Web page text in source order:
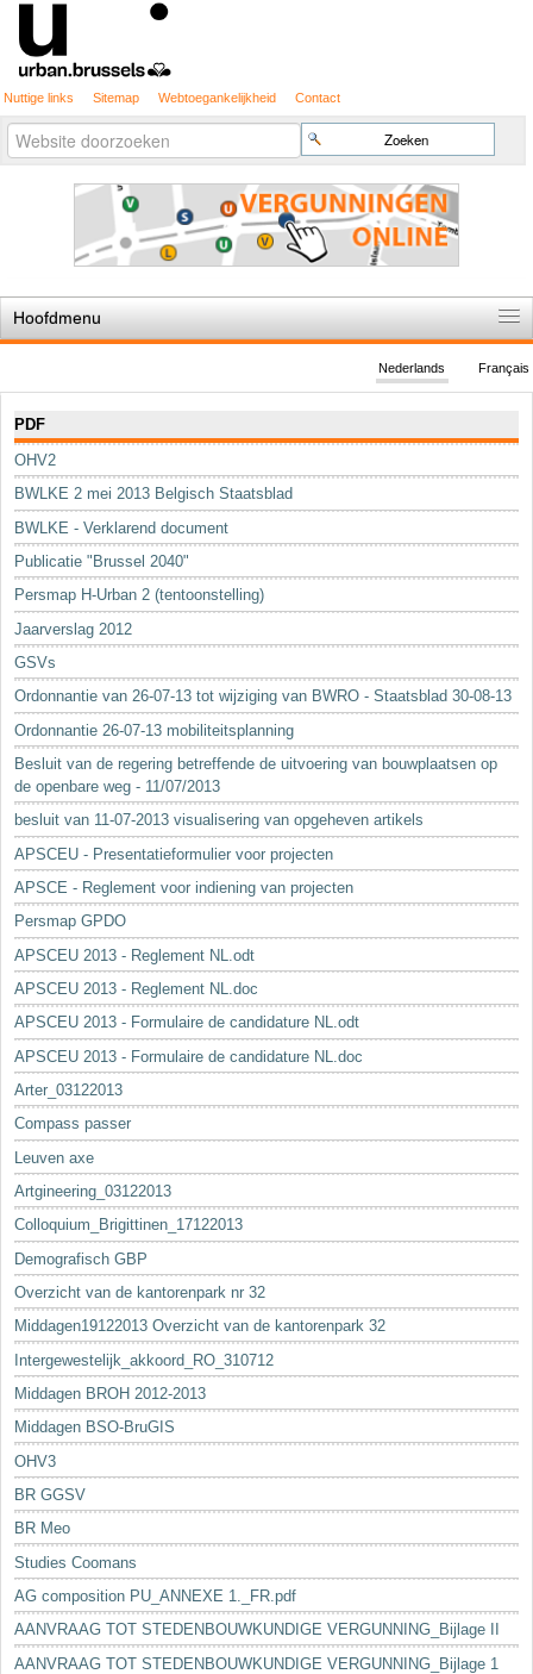
Nuttige links Sitemap Webtoegankelijkheid Contact
Zoek
Geavanceerd
zoeken...
Hoofdmenu
De spelregels
Stedenbouwkundige vergunning
Cartografie
Studies en publicaties
Sleutelwoorden
Stedenbouwkundige inlichtingen
Français
Nederlands
PDF
OHV2
BWLKE 2 mei 2013 Belgisch Staatsblad
BWLKE - Verklarend document
Publicatie "Brussel 2040"
Persmap H-Urban 2 (tentoonstelling)
Jaarverslag 2012
GSVs
Ordonnantie van 26-07-13 tot wijziging van BWRO - Staatsblad 30-08-13
Ordonnantie 26-07-13 mobiliteitsplanning
Besluit van de regering betreffende de uitvoering van bouwplaatsen op
de openbare weg - 11/07/2013
besluit van 11-07-2013 visualisering van opgeheven artikels
APSCEU - Presentatieformulier voor projecten
APSCE - Reglement voor indiening van projecten
Persmap GPDO
APSCEU 2013 - Reglement NL.odt
APSCEU 2013 - Reglement NL.doc
APSCEU 2013 - Formulaire de candidature NL.odt
APSCEU 2013 - Formulaire de candidature NL.doc
Arter_03122013
Compass passer
Leuven axe
Artgineering_03122013
Colloquium_Brigittinen_17122013
Demografisch GBP
Overzicht van de kantorenpark nr 32
Middagen19122013 Overzicht van de kantorenpark 32
Intergewestelijk_akkoord_RO_310712
Middagen BROH 2012-2013
Middagen BSO-BruGIS
OHV3
BR GGSV
BR Meo
Studies Coomans
AG composition PU_ANNEXE 1._FR.pdf
AANVRAAG TOT STEDENBOUWKUNDIGE VERGUNNING_Bijlage II
AANVRAAG TOT STEDENBOUWKUNDIGE VERGUNNING_Bijlage 1